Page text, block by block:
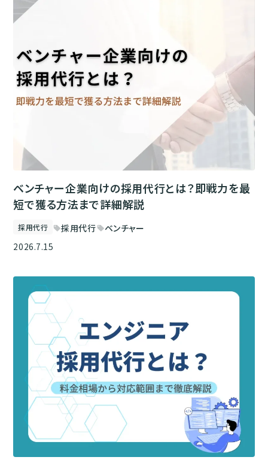
ベンチャー企業向けの採用代行とは？即戦力を最
短で獲る方法まで詳細解説
採用代行 sell採用代行sellベンチャー
2026.7.15